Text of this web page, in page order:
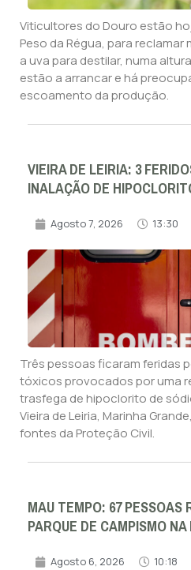
Viticultores do Douro estão
Peso da Régua, para
a uva para destilar, numa
estão a arrancar e há
escoamento da produção.
VIEIRA DE LEIRIA: 3
INALAÇÃO DE
Agosto 7, 2026 13:30
Três pessoas ficaram feridas
tóxicos provocados por uma
trasfega de hipoclorito de
Vieira de Leiria, Marinha
fontes da Proteção Civil.
MAU TEMPO: 67 PESSOAS
PARQUE DE CAMPISMO
Agosto 6, 2026 10:18